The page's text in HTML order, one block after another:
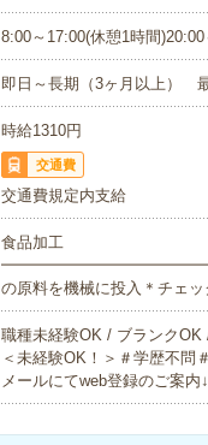
8:00～17:00(休憩1時間
即日～長期（3ヶ月以上）
時給1310円
交通費
交通費規定内支給
食品加工
の原料を機械に投入＊チェ
職種未経験OK / ブランク
＜未経験OK！＞＃学歴不問
メールにてweb登録のご案